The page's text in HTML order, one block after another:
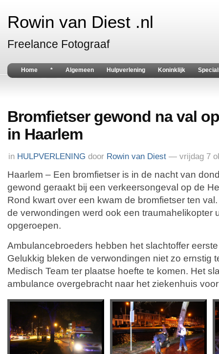
Rowin van Diest .nl
Freelance Fotograaf
Home * Algemeen Hulpverlening Koninklijk
Bromfietser gewond na val
in Haarlem
in HULPVERLENING door Rowin van Diest — vrijdag 7
Haarlem – Een bromfietser is in de nacht van
gewond geraakt bij een verkeersongeval op de
Rond kwart over een kwam de bromfietser ten
de verwondingen werd ook een traumahelikopter
opgeroepen.
Ambulancebroeders hebben het slachtoffer
Gelukkig bleken de verwondingen niet zo ernstig
Medisch Team ter plaatse hoefte te komen. Het
ambulance overgebracht naar het ziekenhuis